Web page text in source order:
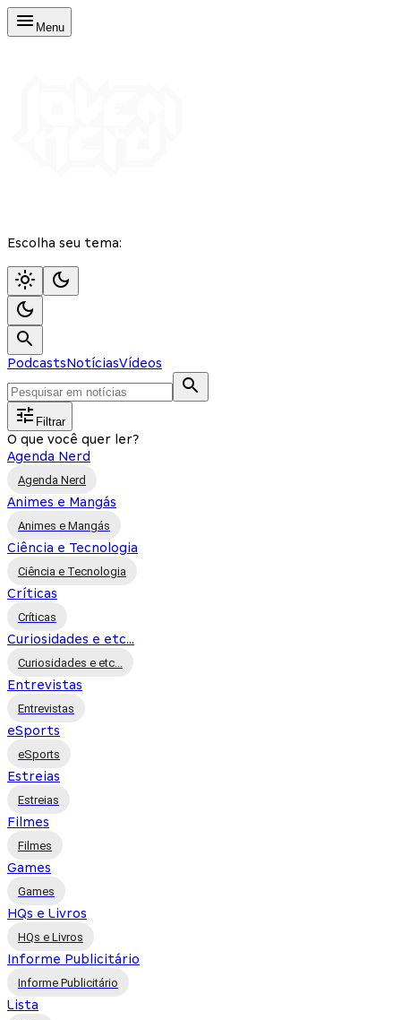
Menu
Escolha seu tema:
PodcastsNotíciasVídeos
Filtrar
O que você quer ler?
Agenda Nerd
Agenda Nerd
Animes e Mangás
Animes e Mangás
Ciência e Tecnologia
Ciência e Tecnologia
Críticas
Críticas
Curiosidades e etc...
Curiosidades e etc...
Entrevistas
Entrevistas
eSports
eSports
Estreias
Estreias
Filmes
Filmes
Games
Games
HQs e Livros
HQs e Livros
Informe Publicitário
Informe Publicitário
Lista